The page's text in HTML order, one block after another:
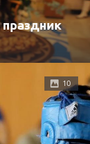
10